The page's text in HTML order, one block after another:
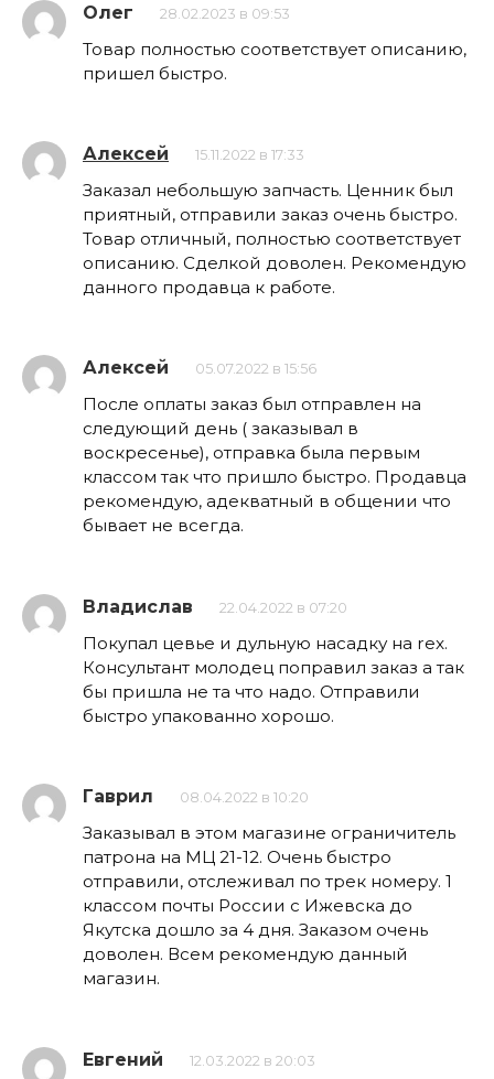
Олег 28.02.2023 в 09:53
Товар полностью соответствует описанию,
пришел быстро.
Алексей 15.11.2022 в 17:33
Заказал небольшую запчасть. Ценник был
приятный, отправили заказ очень быстро.
Товар отличный, полностью соответствует
описанию. Сделкой доволен. Рекомендую
данного продавца к работе.
Алексей 05.07.2022 в 15:56
После оплаты заказ был отправлен на
следующий день ( заказывал в
воскресенье), отправка была первым
классом так что пришло быстро. Продавца
рекомендую, адекватный в общении что
бывает не всегда.
Владислав 22.04.2022 в 07:20
Покупал цевье и дульную насадку на rex.
Консультант молодец поправил заказ а так
бы пришла не та что надо. Отправили
быстро упакованно хорошо.
Гаврил 08.04.2022 в 10:20
Заказывал в этом магазине ограничитель
патрона на МЦ 21-12. Очень быстро
отправили, отслеживал по трек номеру. 1
классом почты России с Ижевска до
Якутска дошло за 4 дня. Заказом очень
доволен. Всем рекомендую данный
магазин.
Евгений 12.03.2022 в 20:03